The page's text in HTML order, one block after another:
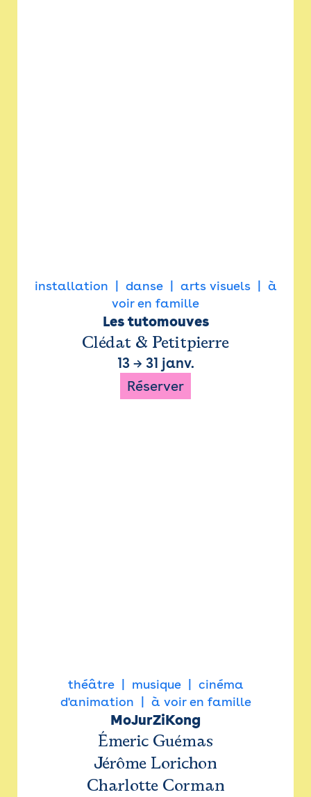
installation danse arts visuels
à
voir en famille
Les tutomouves
Clédat & Petitpierre
13→ 31 janv.
Réserver
théâtre musique
cinéma
d'animation
à voir en famille
MoJurZiKong
Émeric Guémas
Jérôme Lorichon
Charlotte Corman